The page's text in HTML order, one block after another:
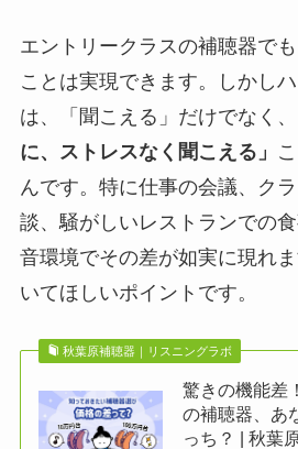
エントリークラスの補聴器でも
ことは実現できます。しかし
は、「聞こえる」だけでなく、
に、ストレスなく聞こえる」
んです。特に仕事の会議、ク
談、騒がしいレストランでの
音環境でその差が如実に現れ
いてほしいポイントです。
秋葉原補聴器｜リスニングラボ
驚きの機能差
の補聴器、あ
っち？ | 秋葉